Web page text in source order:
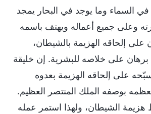
السماء وما يوجد في البحار يمجد
وعلى جميع أعماله ويهتف باسمه
إلحاقه الهزيمة بالشيطان،
برهان على خلاصه للبشرية. إن خليقة
على إلحاقه الهزيمة بعدوه
بوصفه الملك المنتصر العظيم.
الشيطان، ولهذا استمر عمله